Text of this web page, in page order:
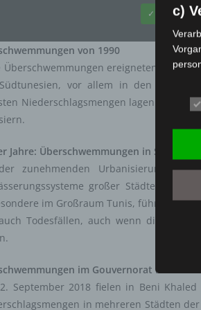
✓ Erlauben
von 1990
Überschwemmungen ereigneten sich
vor allem in den
Niederschlagsmengen lagen
Jahre: Überschwemmungen in
zunehmenden Urbanisierung
großer Städte
im Großraum Tunis, führten zu
Todesfällen, auch wenn die Bilanz
im Gouvernorat Nabeul
September 2018 fielen in Beni
in mehreren Städten
c)
eine
d)
Lage,